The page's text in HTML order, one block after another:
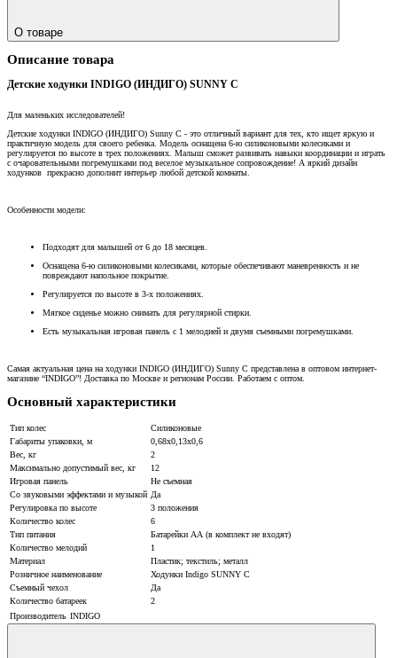
О товаре
Описание товара
Детские ходунки INDIGO (ИНДИГО) SUNNY C
Для маленьких исследователей!
Детские ходунки INDIGO (ИНДИГО) Sunny С - это отличный вариант для тех, кто ищет яркую и
практичную модель для своего ребенка. Модель оснащена 6-ю силиконовыми колесиками и
регулируется по высоте в трех положениях. Малыш сможет развивать навыки координации и играть
с очаровательными погремушками под веселое музыкальное сопровождение! А яркий дизайн
ходунков прекрасно дополнит интерьер любой детской комнаты.
Особенности модели:
Подходят для малышей от 6 до 18 месяцев.
Оснащена 6-ю силиконовыми колесиками, которые обеспечивают маневренность и не
повреждают напольное покрытие.
Регулируется по высоте в 3-х положениях.
Мягкое сиденье можно снимать для регулярной стирки.
Есть музыкальная игровая панель с 1 мелодией и двумя съемными погремушками.
Самая актуальная цена на ходунки INDIGO (ИНДИГО) Sunny С представлена в оптовом интернет-
магазине “INDIGO”! Доставка по Москве и регионам России. Работаем с оптом.
Основный характеристики
Тип колес
Силиконовые
Габариты упаковки, м
0,68x0,13x0,6
Вес, кг
2
Максимально допустимый вес, кг
12
Игровая панель
Не съемная
Со звуковыми эффектами и музыкой Да
Регулировка по высоте
3 положения
Количество колес
6
Тип питания
Батарейки АА (в комплект не входят)
Количество мелодий
1
Материал
Пластик; текстиль; металл
Розничное наименование
Ходунки Indigo SUNNY C
Съемный чехол
Да
Количество батареек
2
Производитель INDIGO